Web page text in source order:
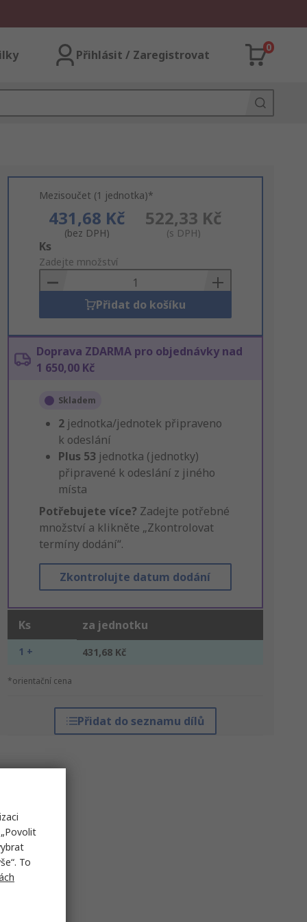
Přihlásit / Zaregistrovat
0
Mezisoučet (1 jednotka)*
431,68 Kč
(bez DPH)
522,33 Kč
(s DPH)
Add
to
Basket
Ks
Zadejte množství
Přidat do košíku
Doprava ZDARMA pro objednávky nad
1 650,00 Kč
Skladem
2 jednotka/jednotek připraveno
k odeslání
Plus 53 jednotka (jednotky)
připravené k odeslání z jiného
místa
Potřebujete více? Zadejte potřebné
množství a klikněte „Zkontrolovat
termíny dodání“.
Zkontrolujte datum dodání
Ks za jednotku
1 + 431,68 Kč
*orientační cena
Přidat do seznamu dílů
To